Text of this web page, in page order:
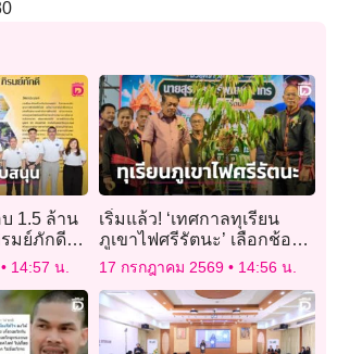
1.5 ล้าน
มย์ภักดี”
รศึกษา-
ห่างไกล
14:57 น.
เริ่มแล้ว! ‘เทศกาลทุเรียน
ภูเขาไฟศรีรัตนะ’ เลือกช้อป
ผลไม้นานาชนิดส่งตรงจาก
สวนแบบไม่ผ่านคนกลาง
17 กรกฎาคม 2569 14:56 น.